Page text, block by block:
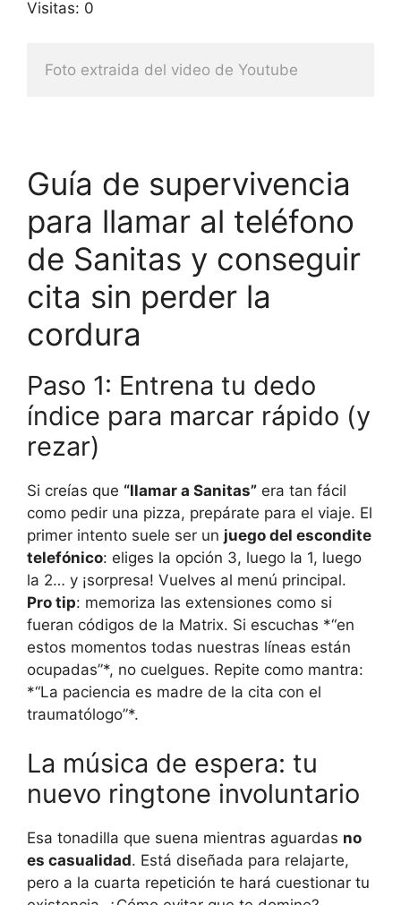
Visitas: 0
Foto extraida del video de Youtube
Guía de supervivencia
para llamar al teléfono
de Sanitas y conseguir
cita sin perder la
cordura
Paso 1: Entrena tu dedo
índice para marcar rápido (y
rezar)
Si creías que “llamar a Sanitas” era tan fácil
como pedir una pizza, prepárate para el viaje. El
primer intento suele ser un juego del escondite
telefónico: eliges la opción 3, luego la 1, luego
la 2… y ¡sorpresa! Vuelves al menú principal.
Pro tip: memoriza las extensiones como si
fueran códigos de la Matrix. Si escuchas *“en
estos momentos todas nuestras líneas están
ocupadas”*, no cuelgues. Repite como mantra:
*“La paciencia es madre de la cita con el
traumatólogo”*.
La música de espera: tu
nuevo ringtone involuntario
Esa tonadilla que suena mientras aguardas no
es casualidad. Está diseñada para relajarte,
pero a la cuarta repetición te hará cuestionar tu